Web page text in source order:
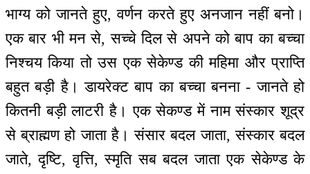
भाग्य को जानते हुए, वर्णन करते हुए अनजान नहीं बनो।
एक बार भी मन से, सच्चे दिल से अपने को बाप का बच्चा
निश्चय किया तो उस एक सेकेण्ड की महिमा और प्राप्ति
बहुत बड़ी है। डायरेक्ट बाप का बच्चा बनना - जानते हो
कितनी बड़ी लाटरी है। एक सेकण्ड में नाम संस्कार शूद्र
से ब्राह्मण हो जाता है। संसार बदल जाता, संस्कार बदल
जाते, दृष्टि, वृत्ति, स्मृति सब बदल जाता एक सेकेण्ड के